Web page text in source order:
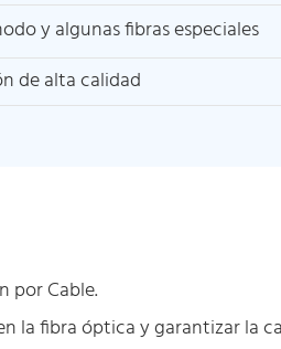
y algunas fibras especiales
de alta calidad
por Cable.
fibra óptica y garantizar la